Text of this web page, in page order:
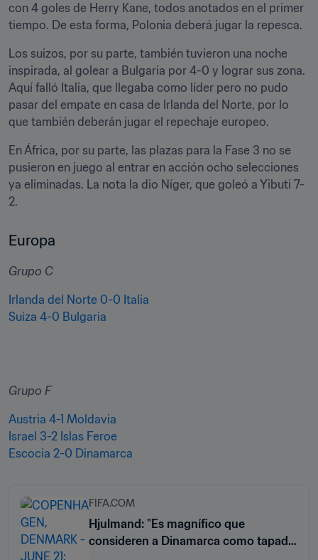
con 4 goles de Herry Kane, todos anotados en el primer
tiempo. De esta forma, Polonia deberá jugar la repesca.
Los suizos, por su parte, también tuvieron una noche
inspirada, al golear a Bulgaria por 4-0 y lograr sus zona.
Aquí falló Italia, que llegaba como líder pero no pudo
pasar del empate en casa de Irlanda del Norte, por lo
que también deberán jugar el repechaje europeo.
En África, por su parte, las plazas para la Fase 3 no se
pusieron en juego al entrar en acción ocho selecciones
ya eliminadas. La nota la dio Níger, que goleó a Yibuti 7-
2.
Europa
Grupo C
Irlanda del Norte 0-0 Italia
Suiza 4-0 Bulgaria
Grupo F
Austria 4-1 Moldavia
Israel 3-2 Islas Feroe
Escocia 2-0 Dinamarca
FIFA.COM
Hjulmand: "Es magnífico que
consideren a Dinamarca como tapada